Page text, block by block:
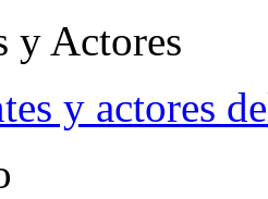
y Actores
y actores